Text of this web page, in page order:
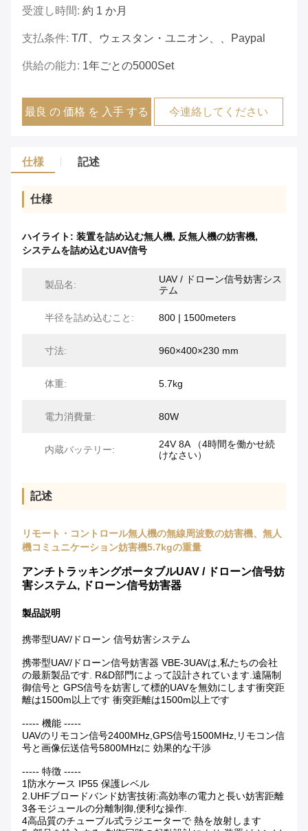
受渡し時間: 約 1 か月
支払条件: T/T、ウェスタン・ユニオン、、Paypal
供給の能力: 1年ごとの5000Set
最良 の 価格 を 入手 する 今連絡してください
仕様 記述
仕様
ハイライト: 装置を詰め込む無人機, 反無人機の妨害機,
システムを詰め込むUAV信号
製品名:
UAV / ドローン信号妨害シス
テム
半径を詰め込むこと: 800 | 1500meters
寸法: 960×400×230 mm
体重: 5.7kg
電力消費量: 80W
内蔵バッテリー:
24V 8A （4時間を働かせ続
けなさい）
記述
リモート・コントロール無人機の無線周波数の妨害機、無人
機コミュニケーション妨害機5.7kgの重量
アンチトラッキングポータブルUAV / ドローン信号妨
害システム, ドローン信号妨害器
製品説明
携帯型UAV/ドローン 信号妨害システム
携帯型UAV/ドローン信号妨害器 VBE-3UAVは,私たちの会社
の最新製品です. R&D部門によって設計されています.遠隔制
御信号と GPS信号を妨害して標的UAVを無効にします衝突距
離は1500m以上です 衝突距離は1500m以上です
----- 機能 -----
UAVのリモコン信号2400MHz,GPS信号1500MHz,リモコン信
号と画像伝送信号5800MHzに 効果的な干渉
----- 特徴 -----
1防水ケース IP55 保護レベル
2.UHFブロードバンド妨害技術:高効率の電力と長い妨害距離
3各モジュールの分離制御,便利な操作.
4高品質のチューブル式ラジエーターで 熱を放射します